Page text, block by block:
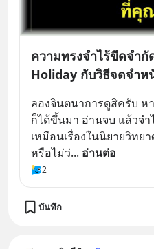
ความทรงจำไร้ขีดจำ
Holiday กับวิธีจดจำ
ลองจินตนาการดูสิครับ
ก็ได้ขึ้นมา อ่านจบ แล้วจ
เหมือนเรื่องในนิยายวิทย
หรือไม่ว่... อ่านต่อ
2
บันทึก